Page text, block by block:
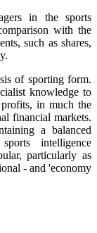
in the sports
with the
such as shares,
of sporting form.
knowledge to
in much the
financial markets.
a balanced
intelligence
particularly as
- and 'economy